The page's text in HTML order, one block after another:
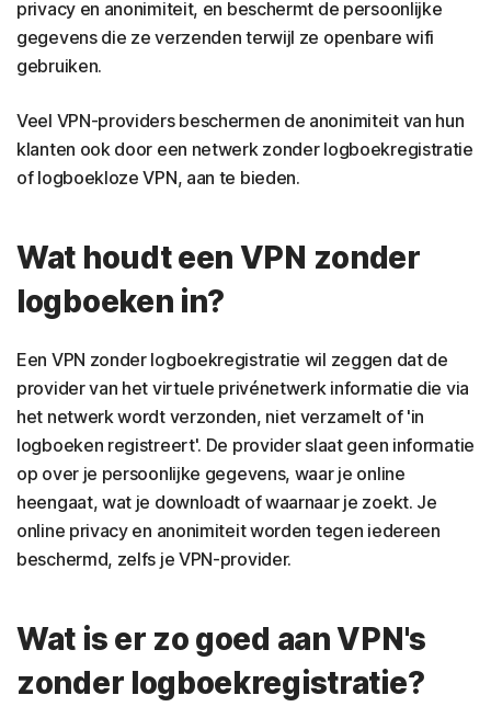
privacy en anonimiteit, en beschermt de persoonlijke
gegevens die ze verzenden terwijl ze openbare wifi
gebruiken.
Veel VPN-providers beschermen de anonimiteit van hun
klanten ook door een netwerk zonder logboekregistratie
of logboekloze VPN, aan te bieden.
Wat houdt een VPN zonder
logboeken in?
Een VPN zonder logboekregistratie wil zeggen dat de
provider van het virtuele privénetwerk informatie die via
het netwerk wordt verzonden, niet verzamelt of 'in
logboeken registreert'. De provider slaat geen informatie
op over je persoonlijke gegevens, waar je online
heengaat, wat je downloadt of waarnaar je zoekt. Je
online privacy en anonimiteit worden tegen iedereen
beschermd, zelfs je VPN-provider.
Wat is er zo goed aan VPN's
zonder logboekregistratie?